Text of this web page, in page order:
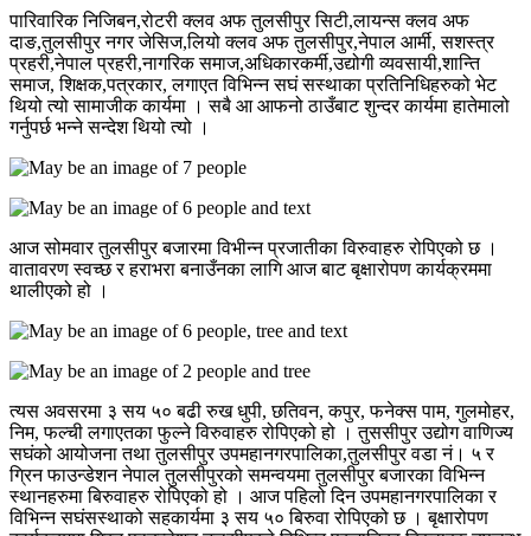
पारिवारिक निजिबन,रोटरी क्लव अफ तुलसीपुर सिटी,लायन्स क्लव अफ
दाङ,तुलसीपुर नगर जेसिज,लियो क्लव अफ तुलसीपुर,नेपाल आर्मी, सशस्त्र
प्रहरी,नेपाल प्रहरी,नागरिक समाज,अधिकारकर्मी,उद्योगी व्यवसायी,शान्ति
समाज, शिक्षक,पत्रकार, लगाएत विभिन्न सघं सस्थाका प्रतिनिधिहरुको भेट
थियो त्यो सामाजीक कार्यमा । सबै आ आफनो ठाउँबाट शुन्दर कार्यमा हातेमालो
गर्नुपर्छ भन्ने सन्देश थियो त्यो ।
आज सोमवार तुलसीपुर बजारमा विभीन्न प्रजातीका विरुवाहरु रोपिएको छ ।
वातावरण स्वच्छ र हराभरा बनाउँनका लागि आज बाट बृक्षारोपण कार्यक्रममा
थालीएको हो ।
त्यस अवसरमा ३ सय ५० बढी रुख धुपी, छतिवन, कपुर, फनेक्स पाम, गुलमोहर,
निम, फल्ची लगाएतका फुल्ने विरुवाहरु रोपिएको हो । तुससीपुर उद्योग वाणिज्य
सघंको आयोजना तथा तुलसीपुर उपमहानगरपालिका,तुलसीपुर वडा नं। ५ र
ग्रिन फाउन्डेशन नेपाल तुलसीपुरको समन्वयमा तुलसीपुर बजारका विभिन्न
स्थानहरुमा बिरुवाहरु रोपिएको हो । आज पहिलो दिन उपमहानगरपालिका र
विभिन्न सघंसस्थाको सहकार्यमा ३ सय ५० बिरुवा रोपिएको छ । बृक्षारोपण